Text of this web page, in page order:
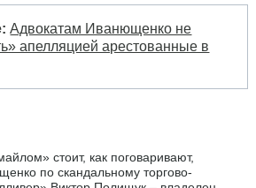
Адвокатам Иванющенко не
апелляцией арестованные в
стоит, как поговаривают,
по скандальному торгово-